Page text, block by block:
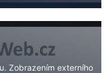
Zobrazením externího